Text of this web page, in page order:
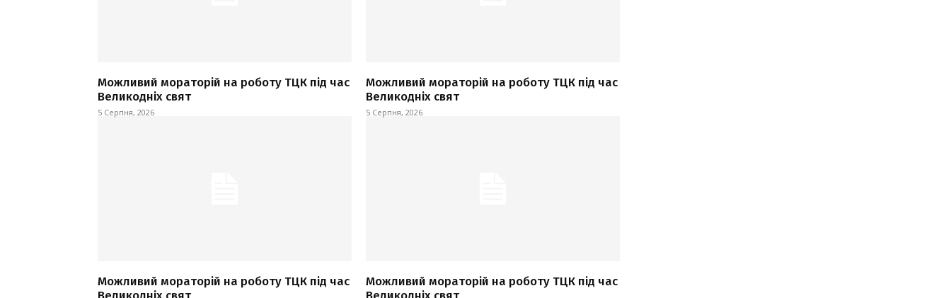
Можливий мораторій на роботу ТЦК під час
Великодніх свят
5 Серпня, 2026
Можливий мораторій на роботу ТЦК під час
Великодніх свят
5 Серпня, 2026
Можливий мораторій на роботу ТЦК під час
Можливий мораторій на роботу ТЦК під час